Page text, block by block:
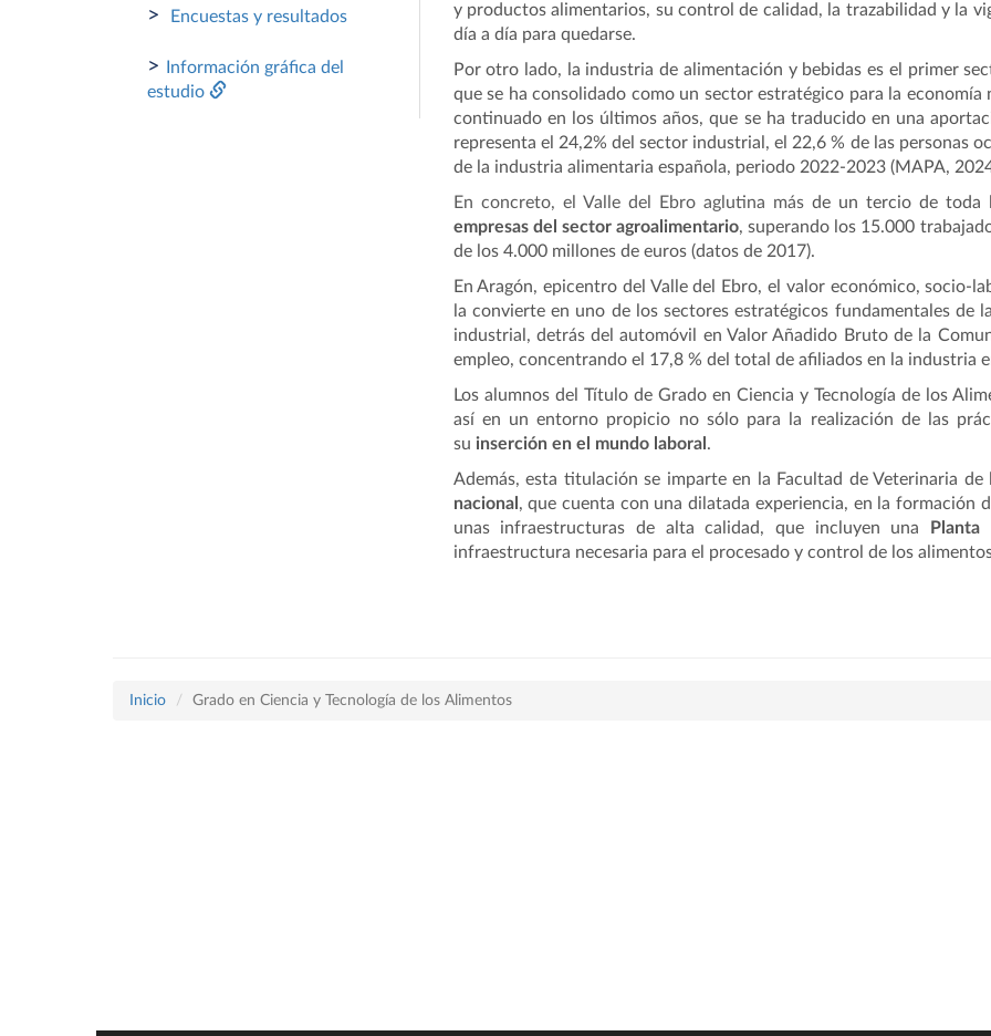
> Encuestas y resultados
>
Información gráfica del
estudio
y productos alimentarios, su control de calidad, la trazabilidad y la
día a día para quedarse.
Por otro lado, la industria de alimentación y bebidas es el primer
que se ha consolidado como un sector estratégico para la
continuado en los últimos años, que se ha traducido en una
representa el 24,2% del sector industrial, el 22,6 % de las personas
de la industria alimentaria española, periodo 2022-2023 (MAPA,
En concreto, el Valle del Ebro aglutina más de un tercio de toda
empresas del sector agroalimentario, superando los 15.000
de los 4.000 millones de euros (datos de 2017).
En Aragón, epicentro del Valle del Ebro, el valor económico, socio-
la convierte en uno de los sectores estratégicos fundamentales de
industrial, detrás del automóvil en Valor Añadido Bruto de la
empleo, concentrando el 17,8 % del total de afiliados en la industria
Los alumnos del Título de Grado en Ciencia y Tecnología de los
así en un entorno propicio no sólo para la realización de las
su inserción en el mundo laboral .
Además, esta titulación se imparte en la Facultad de Veterinaria de
nacional , que cuenta con una dilatada experiencia, en la formación
unas infraestructuras de alta calidad, que incluyen una
Planta
infraestructura necesaria para el procesado y control de los
Inicio Grado en Ciencia y Tecnología de los Alimentos